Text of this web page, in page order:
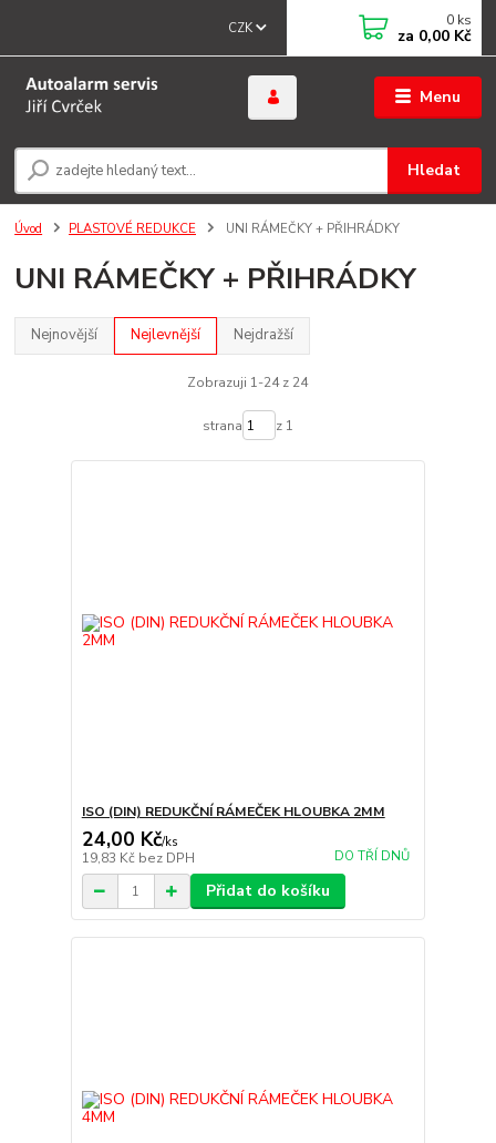
Menu
CZK
Hledat
0 ks
za 0,00 Kč
Úvod PLASTOVÉ REDUKCE UNI RÁMEČKY + PŘIHRÁDKY
UNI RÁMEČKY + PŘIHRÁDKY
Nejnovější Nejlevnější Nejdražší
Zobrazuji 1-24 z 24
strana z 1
ISO (DIN) REDUKČNÍ RÁMEČEK HLOUBKA 2MM
24,00 Kč/ks
19,83 Kč bez DPH DO TŘÍ DNŮ
Přidat do košíku